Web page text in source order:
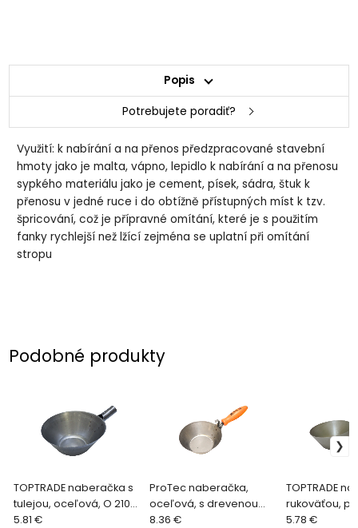
Popis
Potrebujete poradiť?
Využití: k nabírání a na přenos předzpracované stavební
hmoty jako je malta, vápno, lepidlo k nabírání a na přenosu
sypkého materiálu jako je cement, písek, sádra, štuk k
přenosu v jedné ruce i do obtížně přístupných míst k tzv.
špricování, což je přípravné omítání, které je s použitím
fanky rychlejší než lžící zejména se uplatní při omítání
stropu
Podobné produkty
TOPTRADE naberačka s
tulejou, oceľová, O 210
mm
5.81 €
ProTec naberačka,
oceľová, s drevenou
rukoväťou, O 210 mm
8.36 €
TOPTRADE
rukoväťou,
O 180 mm
5.78 €